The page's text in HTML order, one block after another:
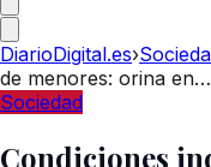
DiarioDigital.es›
de menores: orina en…
Sociedad
Condiciones